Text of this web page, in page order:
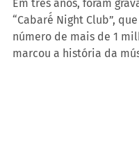
Em três anos, foram
“Cabaré́ Night Club”,
número de mais de 1
marcou a história da